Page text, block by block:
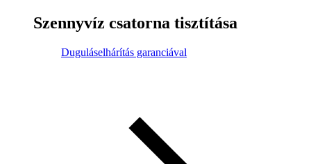
Szennyvíz csatorna tisztítása
Duguláselhárítás garanciával